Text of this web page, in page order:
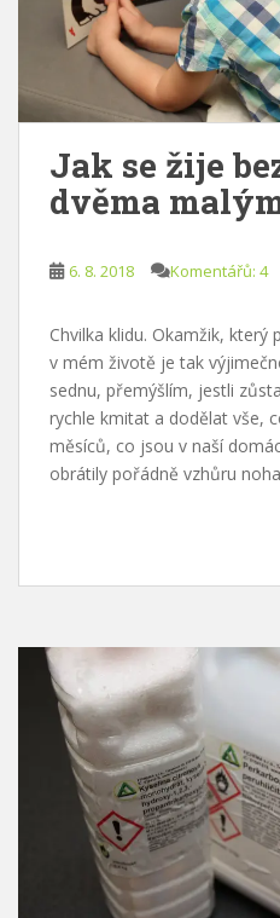
Jak se žije
dvěma
6. 8. 2018 Komentářů: 4
Chvilka klidu. Okamžik, který
v mém životě je tak
sednu, přemýšlím, jestli
rychle kmitat a dodělat vše,
měsíců, co jsou v naší
obrátily pořádně vzhůru